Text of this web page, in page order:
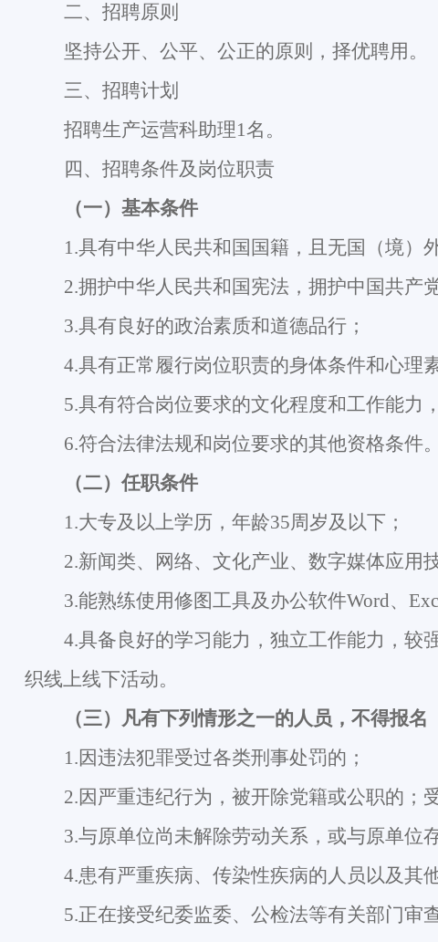
二、招聘原则
坚持公开、公平、公正的原则，择优聘用。
三、招聘计划
招聘生产运营科助理1名。
四、招聘条件及岗位职责
（一）基本条件
1.具有中华人民共和国国籍，且无国（境）
2.拥护中华人民共和国宪法，拥护中国共产
3.具有良好的政治素质和道德品行；
4.具有正常履行岗位职责的身体条件和心理
5.具有符合岗位要求的文化程度和工作能力
6.符合法律法规和岗位要求的其他资格条件。
（二）任职条件
1.大专及以上学历 ，年龄35周岁及以下；
2.新闻类、网络、文化产业、数字媒体应用
3.能熟练使用修图工具及 办公软件Word、
4.具备良好的学习能力，独立工作能力，较
织线上线下活动。
（三）凡有下列情形之一的人员，不得报名
1.因违法犯罪受过各类刑事处罚的；
2.因严重违纪行为，被开除党籍或公职的；
3.与原单位尚未解除劳动关系，或与原单位
4.患有严重疾病、传染性疾病的人员以及其
5.正在接受纪委监委、公检法等有关部门审